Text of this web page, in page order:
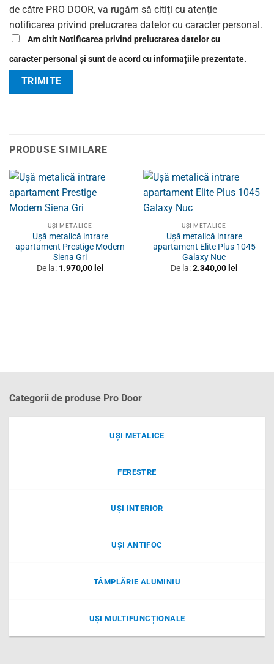
de către PRO DOOR, va rugăm să citiți cu atenție
notificarea privind prelucrarea datelor cu caracter personal.
Am citit Notificarea privind prelucrarea datelor cu
caracter personal și sunt de acord cu informațiile prezentate.
PRODUSE SIMILARE
UȘI METALICE
Ușă metalică intrare
apartament Prestige Modern
Siena Gri
De la: 1.970,00 lei
UȘI METALICE
Ușă metalică intrare
apartament Elite Plus 1045
Galaxy Nuc
De la:2.340,00 lei
Categorii de produse Pro Door
UȘI METALICE
FERESTRE
UȘI INTERIOR
UȘI ANTIFOC
TÂMPLĂRIE ALUMINIU
UȘI MULTIFUNCȚIONALE